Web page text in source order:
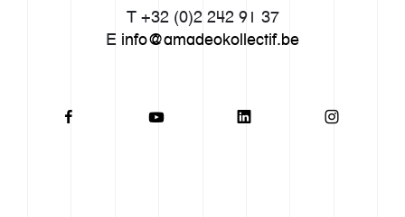
T +32 (0)2 242 91 37
E info@amadeokollectif.be